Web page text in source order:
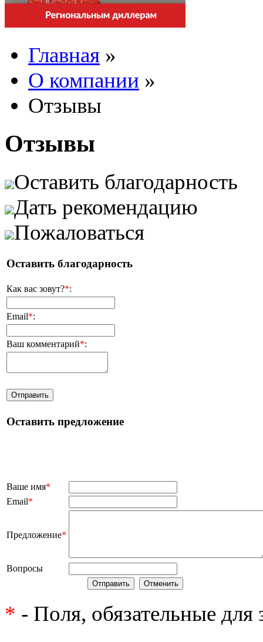
Главная »
О компании »
Отзывы
Отзывы
Оставить благодарность
Дать рекомендацию
Пожаловаться
Оставить благодарность
Как вас зовут?*:
Email*:
Ваш комментарий*:
Оставить предложение
Ваше имя*
Email*
Предложение*
Вопросы
* - Поля, обязательные для